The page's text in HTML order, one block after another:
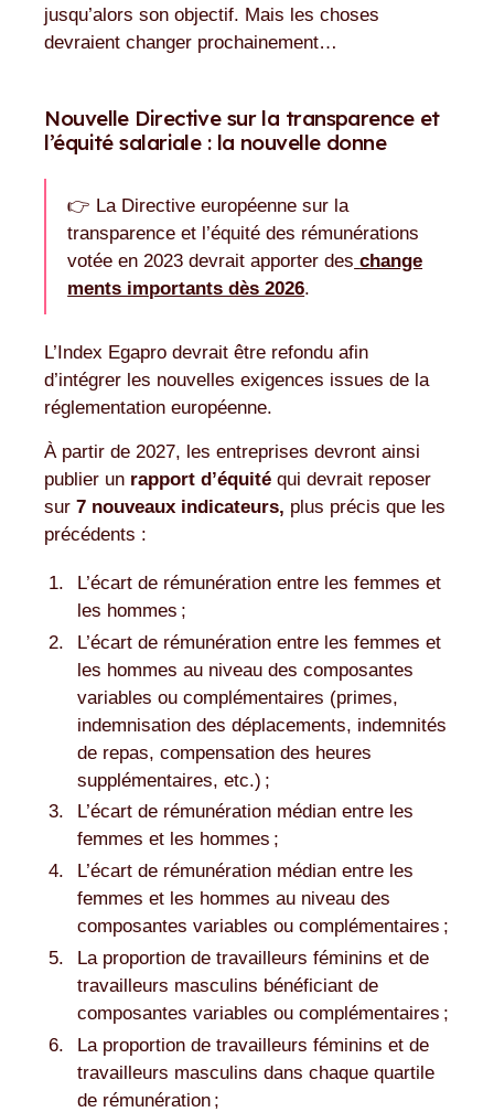
jusqu’alors son objectif. Mais les choses
devraient changer prochainement…
Nouvelle Directive sur la transparence et
l’équité salariale : la nouvelle donne
👉 La Directive européenne sur la
transparence et l’équité des rémunérations
votée en 2023 devrait apporter des change
ments importants dès 2026.
L’Index Egapro devrait être refondu afin
d’intégrer les nouvelles exigences issues de la
réglementation européenne.
À partir de 2027, les entreprises devront ainsi
publier un rapport d’équité qui devrait reposer
sur 7 nouveaux indicateurs, plus précis que les
précédents :
L’écart de rémunération entre les femmes et
les hommes ;
L’écart de rémunération entre les femmes et
les hommes au niveau des composantes
variables ou complémentaires (primes,
indemnisation des déplacements, indemnités
de repas, compensation des heures
supplémentaires, etc.) ;
L’écart de rémunération médian entre les
femmes et les hommes ;
L’écart de rémunération médian entre les
femmes et les hommes au niveau des
composantes variables ou complémentaires ;
La proportion de travailleurs féminins et de
travailleurs masculins bénéficiant de
composantes variables ou complémentaires ;
La proportion de travailleurs féminins et de
travailleurs masculins dans chaque quartile
de rémunération ;